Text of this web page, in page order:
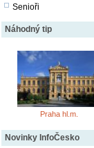
Senioři
Náhodný tip
Praha hl.m.
Novinky InfoČesko